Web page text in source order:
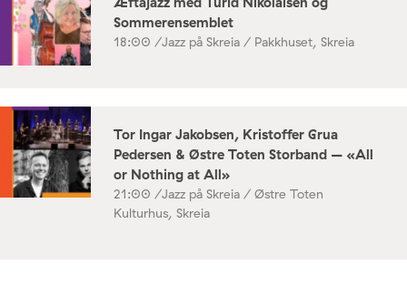
Sommerensemblet
18:00 /Jazz på Skreia / Pakkhuset, Skreia
Tor Ingar Jakobsen, Kristoffer Grua
Pedersen & Østre Toten Storband – «All
or Nothing at All»
21:00 /Jazz på Skreia / Østre Toten
Kulturhus, Skreia